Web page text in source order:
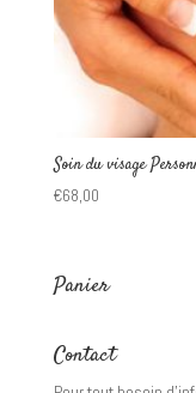
Soin du visage
€68,00
Panier
Contact